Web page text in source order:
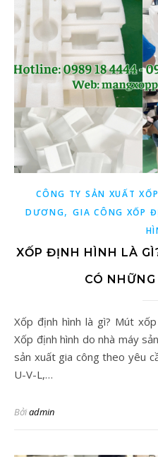
CÔNG TY SẢN XUẤT
DƯƠNG,GIA CÔNG XỐP
XỐP ĐỊNH HÌNH LÀ
CÓ
Xốp định hình là gì? Mút xốp định hình có những loại nào?
Xốp định hình do nhà máy
sản xuất gia công theo yêu
U-V-L,…
Bởiadmin